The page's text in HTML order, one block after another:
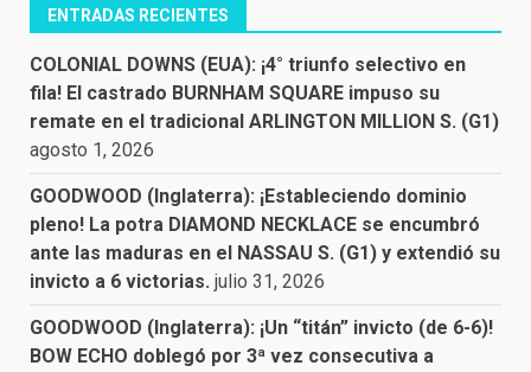
ENTRADAS RECIENTES
COLONIAL DOWNS (EUA): ¡4° triunfo selectivo en
fila! El castrado BURNHAM SQUARE impuso su
remate en el tradicional ARLINGTON MILLION S. (G1)
agosto 1, 2026
GOODWOOD (Inglaterra): ¡Estableciendo dominio
pleno! La potra DIAMOND NECKLACE se encumbró
ante las maduras en el NASSAU S. (G1) y extendió su
invicto a 6 victorias. julio 31, 2026
GOODWOOD (Inglaterra): ¡Un “titán” invicto (de 6-6)!
BOW ECHO doblegó por 3ª vez consecutiva a